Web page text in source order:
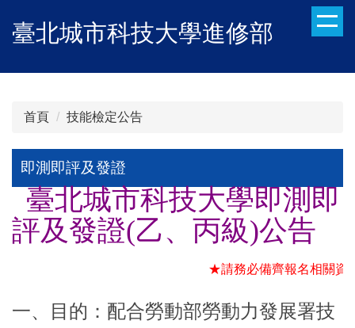
到
臺北城市科技大學進修部
首頁 技能檢定公告
即測即評及發證
臺北城市科技大學即測即
評及發證(乙、丙級)公告
★請務必備齊報名相關資
一、目的：配合勞動部勞動力發展署技